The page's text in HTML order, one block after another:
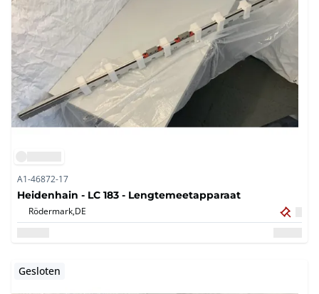
A1-46872-17
Heidenhain - LC 183 - Lengtemeetapparaat
Rödermark,DE
Gesloten